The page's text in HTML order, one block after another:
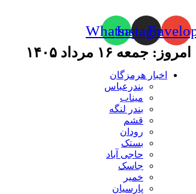
Instagram
Whatsapp
امروز: جمعه ۱۶ مرداد ۱۴۰۵
اخبار هرمزگان
بندرعباس
میناب
بندر لنگه
قشم
رودان
بستک
حاجی آباد
جاسک
خمیر
پارسیان